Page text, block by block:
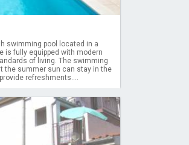
swimming pool located in a
is fully equipped with modern
of living. The swimming
the summer sun can stay in the
refreshments....